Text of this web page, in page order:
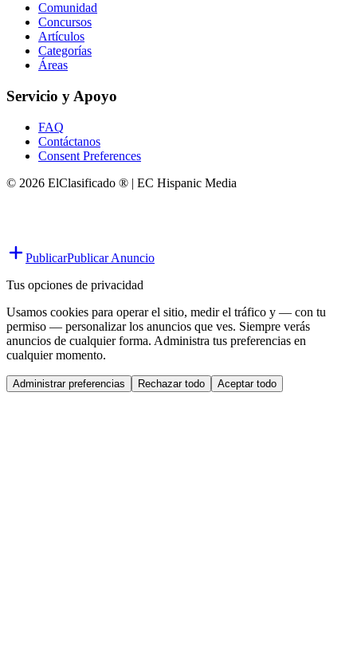
Comunidad
Concursos
Artículos
Categorías
Áreas
Servicio y Apoyo
FAQ
Contáctanos
Consent Preferences
© 2026 ElClasificado ® | EC Hispanic Media
PublicarPublicar Anuncio
Tus opciones de privacidad
Usamos cookies para operar el sitio, medir el tráfico y — con tu
permiso — personalizar los anuncios que ves. Siempre verás
anuncios de cualquier forma. Administra tus preferencias en
cualquier momento.
Administrar preferencias Rechazar todo Aceptar todo